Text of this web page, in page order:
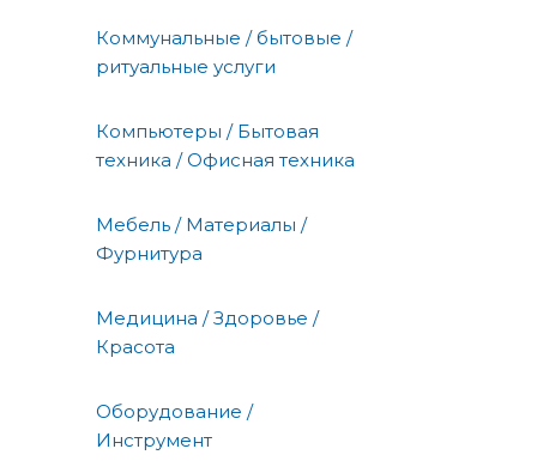
Коммунальные / бытовые /
ритуальные услуги
Компьютеры / Бытовая
техника / Офисная техника
Мебель / Материалы /
Фурнитура
Медицина / Здоровье /
Красота
Оборудование /
Инструмент